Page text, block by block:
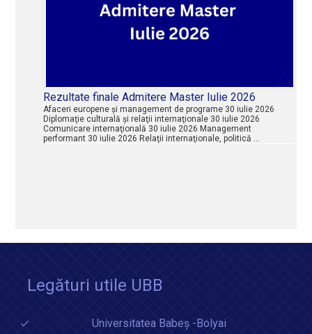
Rezultate finale Admitere Master Iulie 2026
Afaceri europene şi management de programe 30 iulie 2026
Diplomaţie culturală şi relaţii internaţionale 30 iulie 2026
Comunicare internaţională 30 iulie 2026 Management
performant 30 iulie 2026 Relaţii internaţionale, politică …
Legături utile UBB
Universitatea Babeș -Bolyai